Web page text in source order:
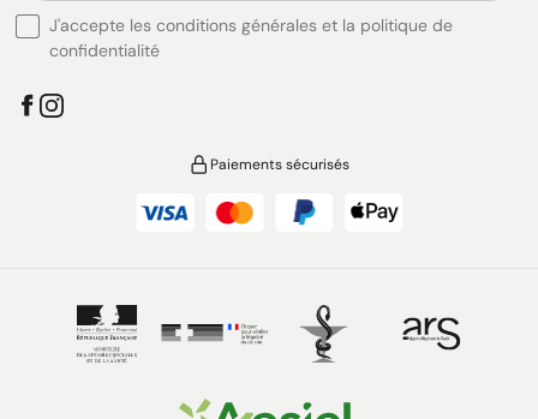
J'accepte les conditions générales et la politique de
confidentialité
Paiements sécurisés